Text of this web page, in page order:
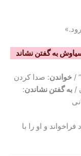
/ خواندن: صدا کردن
/ به گفتن نشاندن:
و او را با